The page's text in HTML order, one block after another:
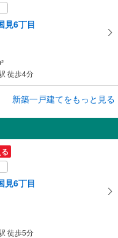
見6丁目
2
徒歩4分
5丁目
駅 徒歩2分
新築一戸建てをもっと見る
見6丁目
徒歩5分